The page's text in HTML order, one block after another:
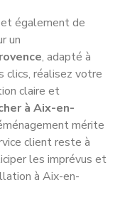
également de
un
, adapté à
clics, réalisez votre
claire et
à Aix-en-
mérite
client reste à
les imprévus et
à Aix-en-